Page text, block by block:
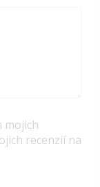
mojich
recenzií na